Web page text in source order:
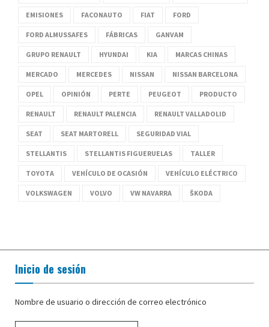
EMISIONES FACONAUTO FIAT FORD
FORD ALMUSSAFES FÁBRICAS GANVAM
GRUPO RENAULT HYUNDAI KIA MARCAS CHINAS
MERCADO MERCEDES NISSAN NISSAN BARCELONA
OPEL OPINIÓN PERTE PEUGEOT PRODUCTO
RENAULT RENAULT PALENCIA RENAULT VALLADOLID
SEAT SEAT MARTORELL SEGURIDAD VIAL
STELLANTIS STELLANTIS FIGUERUELAS TALLER
TOYOTA VEHÍCULO DE OCASIÓN VEHÍCULO ELÉCTRICO
VOLKSWAGEN VOLVO VW NAVARRA ŠKODA
Inicio de sesión
Nombre de usuario o dirección de correo electrónico